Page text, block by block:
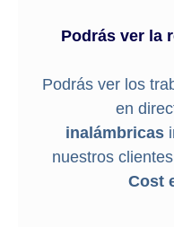
Podrás ver la
Podrás ver los
en
inalámbricas
nuestros
Cost